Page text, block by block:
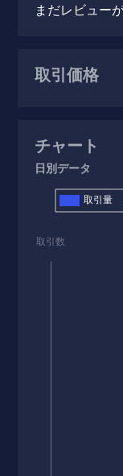
まだレビュー
取引価格
チャート
日別データ